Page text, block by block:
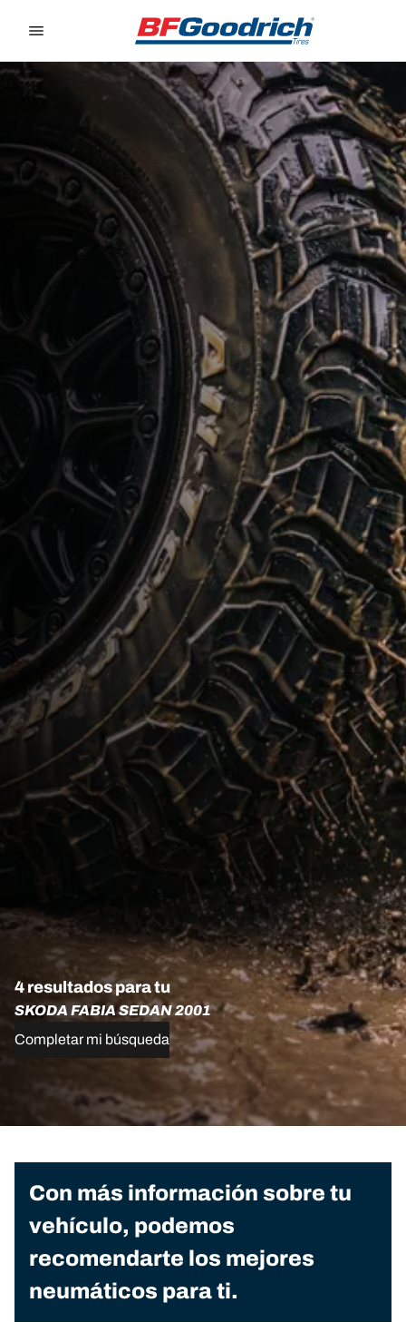
4 resultados para tu
SKODA FABIA SEDAN 2001
Completar mi búsqueda
Con más información sobre tu
vehículo, podemos
recomendarte los mejores
neumáticos para ti.